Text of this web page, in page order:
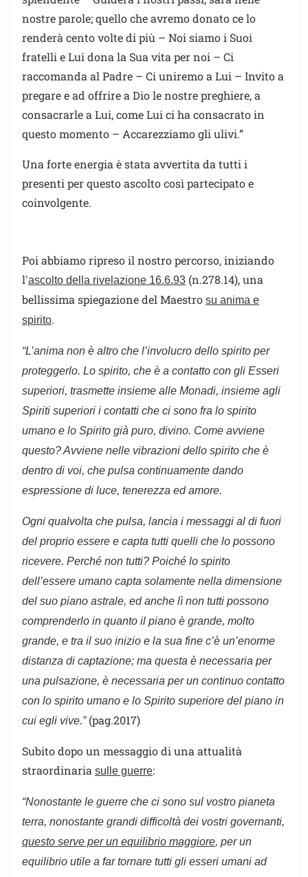
nostre parole; quello che avremo donato ce lo
renderà cento volte di più – Noi siamo i Suoi
fratelli e Lui dona la Sua vita per noi – Ci
raccomanda al Padre – Ci uniremo a Lui – Invito a
pregare e ad offrire a Dio le nostre preghiere, a
consacrarle a Lui, come Lui ci ha consacrato in
questo momento – Accarezziamo gli ulivi.”
Una forte energia è stata avvertita da tutti i
presenti per questo ascolto così partecipato e
coinvolgente.
Poi abbiamo ripreso il nostro percorso, iniziando
l'ascolto della rivelazione 16.6.93 (n.278.14), una
bellissima spiegazione del Maestro su anima e
spirito.
“L’anima non è altro che l’involucro dello spirito per
proteggerlo. Lo spirito, che è a contatto con gli Esseri
superiori, trasmette insieme alle Monadi, insieme agli
Spiriti superiori i contatti che ci sono fra lo spirito
umano e lo Spirito già puro, divino. Come avviene
questo? Avviene nelle vibrazioni dello spirito che è
dentro di voi, che pulsa continuamente dando
espressione di luce, tenerezza ed amore.
Ogni qualvolta che pulsa, lancia i messaggi al di fuori
del proprio essere e capta tutti quelli che lo possono
ricevere. Perché non tutti? Poiché lo spirito
dell’essere umano capta solamente nella dimensione
del suo piano astrale, ed anche lì non tutti possono
comprenderlo in quanto il piano è grande, molto
grande, e tra il suo inizio e la sua fine c’è un’enorme
distanza di captazione; ma questa è necessaria per
una pulsazione, è necessaria per un continuo contatto
con lo spirito umano e lo Spirito superiore del piano in
cui egli vive.” (pag.2017)
Subito dopo un messaggio di una attualità
straordinaria sulle guerre:
“Nonostante le guerre che ci sono sul vostro pianeta
terra, nonostante grandi difficoltà dei vostri governanti,
questo serve per un equilibrio maggiore, per un
equilibrio utile a far tornare tutti gli esseri umani ad